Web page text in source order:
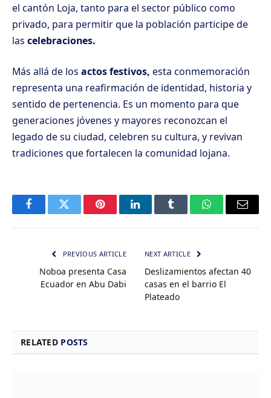
el cantón Loja, tanto para el sector público como
privado, para permitir que la población participe de
las celebraciones.
Más allá de los actos festivos, esta conmemoración
representa una reafirmación de identidad, historia y
sentido de pertenencia. Es un momento para que
generaciones jóvenes y mayores reconozcan el
legado de su ciudad, celebren su cultura, y revivan
tradiciones que fortalecen la comunidad lojana.
FacebookTwitter PinterestLinkedInTumblr WhatsAppEmail
PREVIOUS ARTICLE
Noboa presenta Casa
Ecuador en Abu Dabi
NEXT ARTICLE
Deslizamientos afectan 40
casas en el barrio El
Plateado
RELATED POSTS